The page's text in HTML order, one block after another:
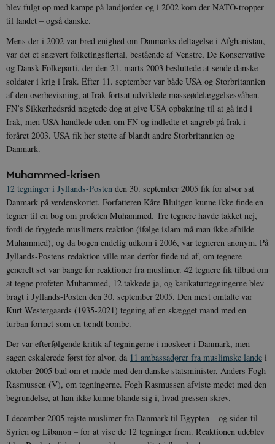
blev fulgt op med kampe på landjorden og i 2002 kom der NATO-tropper
til landet – også danske.
Mens der i 2002 var bred enighed om Danmarks deltagelse i Afghanistan,
var det et snævert folketingsflertal, bestående af Venstre, De Konservative
og Dansk Folkeparti, der den 21. marts 2003 besluttede at sende danske
soldater i krig i Irak. Efter 11. september var både USA og Storbritannien
af den overbevisning, at Irak fortsat udviklede masseødelæggelsesvåben.
FN’s Sikkerhedsråd nægtede dog at give USA opbakning til at gå ind i
Irak, men USA handlede uden om FN og indledte et angreb på Irak i
foråret 2003. USA fik her støtte af blandt andre Storbritannien og
Danmark.
Muhammed-krisen
12 tegninger i Jyllands-Posten den 30. september 2005 fik for alvor sat
Danmark på verdenskortet. Forfatteren Kåre Bluitgen kunne ikke finde en
tegner til en bog om profeten Muhammed. Tre tegnere havde takket nej,
fordi de frygtede muslimers reaktion (ifølge islam må man ikke afbilde
Muhammed), og da bogen endelig udkom i 2006, var tegneren anonym. På
Jyllands-Postens redaktion ville man derfor finde ud af, om tegnere
generelt set var bange for reaktioner fra muslimer. 42 tegnere fik tilbud om
at tegne profeten Muhammed, 12 takkede ja, og karikaturtegningerne blev
bragt i Jyllands-Posten den 30. september 2005. Den mest omtalte var
Kurt Westergaards (1935-2021) tegning af en skægget mand med en
turban formet som en tændt bombe.
Der var efterfølgende kritik af tegningerne i moskeer i Danmark, men
sagen eskalerede først for alvor, da 11 ambassadører fra muslimske lande i
oktober 2005 bad om et møde med den danske statsminister, Anders Fogh
Rasmussen (V), om tegningerne. Fogh Rasmussen afviste mødet med den
begrundelse, at han ikke kunne blande sig i, hvad pressen skrev.
I december 2005 rejste muslimer fra Danmark til Egypten – og siden til
Syrien og Libanon – for at vise de 12 tegninger frem. Reaktionen udeblev